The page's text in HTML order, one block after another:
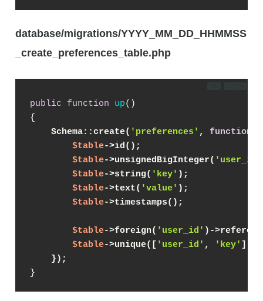
database/migrations/YYYY_MM_DD_HHMMSS
_create_preferences_table.php
public function up(
{
Schema::create( 'preferences' , function
$table->id();
$table->unsignedBigInteger( 'user_id'
$table->string( 'key' );
$table->text( 'value' );
$table->timestamps();
        ​
$table->foreign( 'user_id' )-
$table->unique([ 'user_id' , 'key' ]);
    });
}